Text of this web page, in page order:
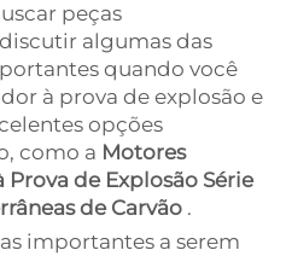
peças
algumas das
quando você
à prova de explosão e
opções
como a Motores
de Explosão Série
de Carvão .
importantes a serem